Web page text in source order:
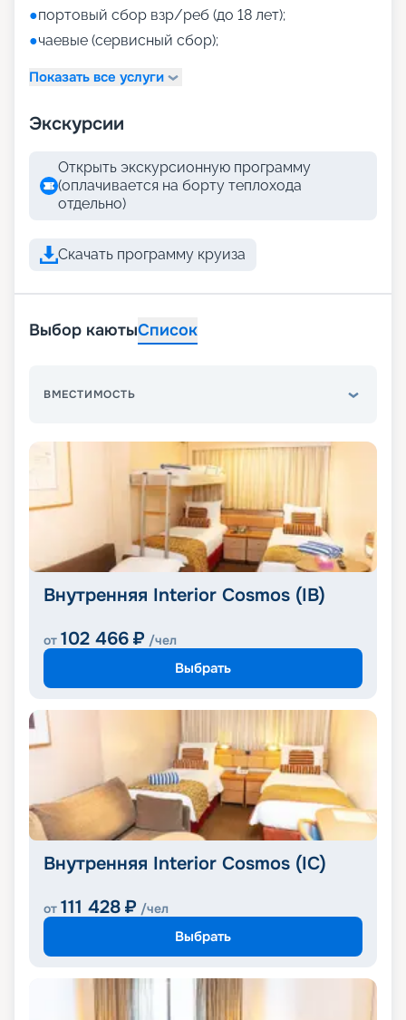
●портовый сбор взр/реб (до 18 лет);
●чаевые (сервисный сбор);
Показать все услуги
Экскурсии
Открыть экскурсионную программу
(оплачивается на борту теплохода
отдельно)
Скачать программу круиза
Выбор каютыСписок
ВМЕСТИМОСТЬ
Внутренняя Interior Cosmos (IB)
от 102 466 ₽ /чел
Выбрать
Внутренняя Interior Cosmos (IC)
от 111 428 ₽ /чел
Выбрать